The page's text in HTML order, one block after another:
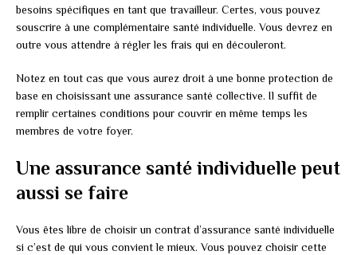
besoins spécifiques en tant que travailleur. Certes, vous pouvez
souscrire à une complémentaire santé individuelle. Vous devrez en
outre vous attendre à régler les frais qui en découleront.
Notez en tout cas que vous aurez droit à une bonne protection de
base en choisissant une assurance santé collective. Il suffit de
remplir certaines conditions pour couvrir en même temps les
membres de votre foyer.
Une assurance santé individuelle peut
aussi se faire
Vous êtes libre de choisir un contrat d’assurance santé individuelle
si c’est de qui vous convient le mieux. Vous pouvez choisir cette